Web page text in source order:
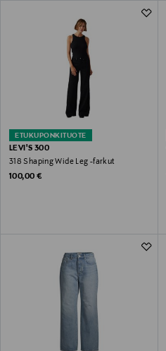
ETUKUPONKITUOTE
LEVI'S 300
318 Shaping Wide Leg -farkut
Original Price
100,00 €